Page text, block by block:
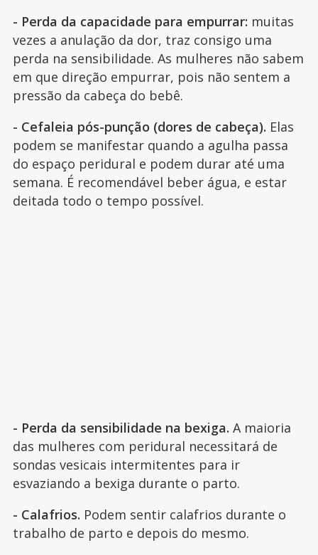
- Perda da capacidade para empurrar: muitas
vezes a anulação da dor, traz consigo uma
perda na sensibilidade. As mulheres não sabem
em que direção empurrar, pois não sentem a
pressão da cabeça do bebê.
- Cefaleia pós-punção (dores de cabeça). Elas
podem se manifestar quando a agulha passa
do espaço peridural e podem durar até uma
semana. É recomendável beber água, e estar
deitada todo o tempo possível.
- Perda da sensibilidade na bexiga. A maioria
das mulheres com peridural necessitará de
sondas vesicais intermitentes para ir
esvaziando a bexiga durante o parto.
- Calafrios. Podem sentir calafrios durante o
trabalho de parto e depois do mesmo.